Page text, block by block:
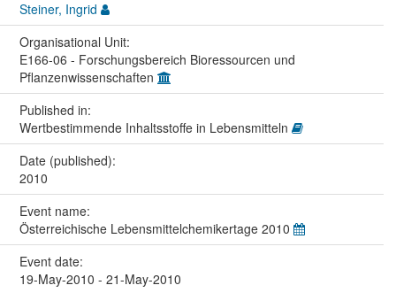
Steiner, Ingrid
Organisational Unit:
E166-06 - Forschungsbereich Bioressourcen und
Pflanzenwissenschaften
Published in:
Wertbestimmende Inhaltsstoffe in Lebensmitteln
Date (published):
2010
Event name:
Österreichische Lebensmittelchemikertage 2010
Event date:
19-May-2010 - 21-May-2010